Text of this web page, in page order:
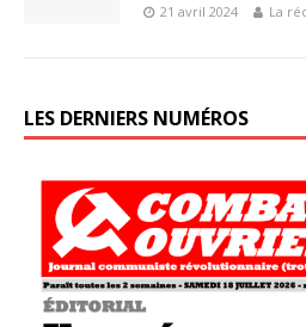
21 avril 2024 La
LES DERNIERS NUMÉROS